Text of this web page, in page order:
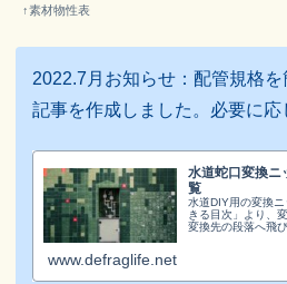
↑素材物性表
2022.7月お知らせ：配管規格
記事を作成しました。必要に応
水道蛇口変換ニ
覧
水道DIY用の変換
きる目次」より、
変換先の段落へ飛
www.defraglife.net